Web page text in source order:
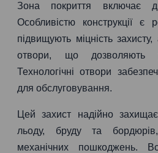
Зона покриття включає
Особливістю конструкції є
підвищують міцність
отвори, що дозволяють
Технологічні отвори
для обслуговування.
Цей захист надійно
льоду, бруду та
механічних пошкоджень.